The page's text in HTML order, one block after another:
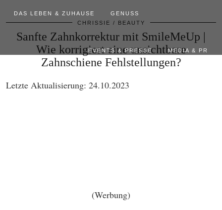
DAS LEBEN & ZUHAUSE GENUSS
EVENTS & PRESSE MEDIA & PR
CHRISSIE BEAUTY
Sanfte Zahnkorrektur mit SmileMeUp |
Wie korrigiert eine unsichtbare
Zahnschiene Fehlstellungen?
Letzte Aktualisierung: 24.10.2023
(Werbung)